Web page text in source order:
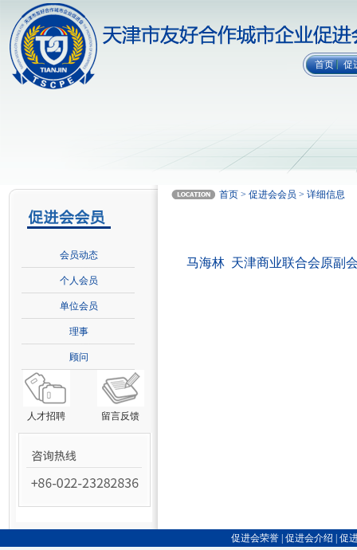
首页 促
会员动态
个人会员
单位会员
理事
顾问
人才招聘 留言反馈
首页 > 促进会会员 > 详细信息
马海林 天津商业联合会原副
促进会荣誉 促进会介绍 促